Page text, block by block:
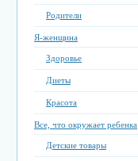
Родители
Я-женщина
Здоровье
Диеты
Красота
Все, что окружает ребенка
Детские товары